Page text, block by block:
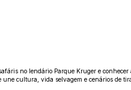
no lendário Parque Kruger e
cultura, vida selvagem e cenários de